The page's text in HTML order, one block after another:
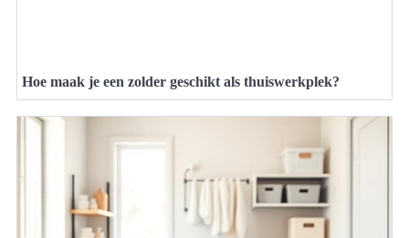
Hoe maak je een zolder geschikt als thuiswerkplek?